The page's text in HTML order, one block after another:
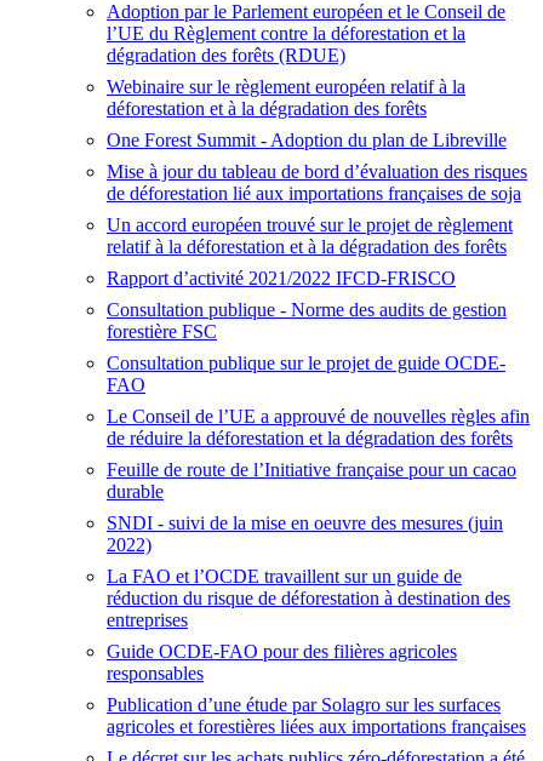
Adoption par le Parlement européen et le Conseil de
l’UE du Règlement contre la déforestation et la
dégradation des forêts (RDUE)
Webinaire sur le règlement européen relatif à la
déforestation et à la dégradation des forêts
One Forest Summit - Adoption du plan de Libreville
Mise à jour du tableau de bord d’évaluation des risques
de déforestation lié aux importations françaises de soja
Un accord européen trouvé sur le projet de règlement
relatif à la déforestation et à la dégradation des forêts
Rapport d’activité 2021/2022 IFCD-FRISCO
Consultation publique - Norme des audits de gestion
forestière FSC
Consultation publique sur le projet de guide OCDE-
FAO
Le Conseil de l’UE a approuvé de nouvelles règles afin
de réduire la déforestation et la dégradation des forêts
Feuille de route de l’Initiative française pour un cacao
durable
SNDI - suivi de la mise en oeuvre des mesures (juin
2022)
La FAO et l’OCDE travaillent sur un guide de
réduction du risque de déforestation à destination des
entreprises
Guide OCDE-FAO pour des filières agricoles
responsables
Publication d’une étude par Solagro sur les surfaces
agricoles et forestières liées aux importations françaises